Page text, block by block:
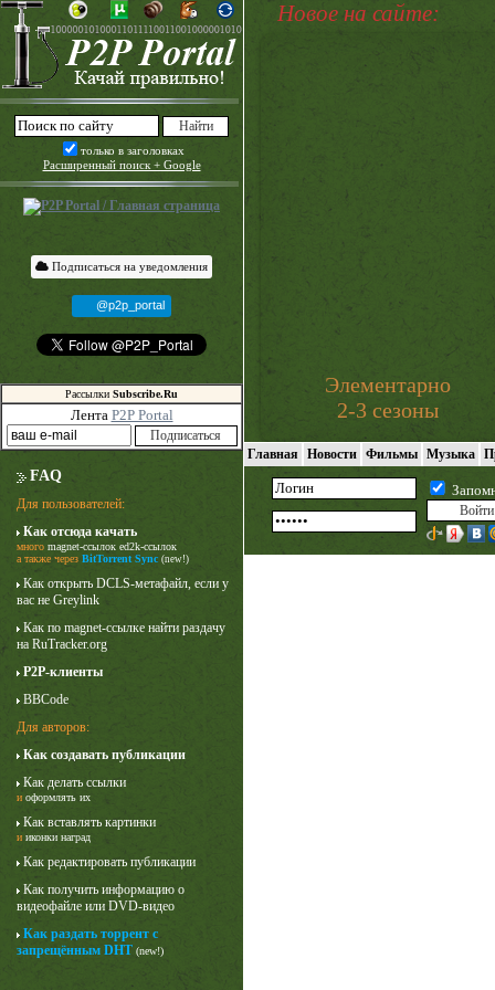
только в заголовках
Расширенный поиск + Google
Подписаться на уведомления
@p2p_portal
Рассылки Subscribe.Ru
Лента P2P Portal
FAQ
Для пользователей:
Как отсюда качать
много magnet-ссылок ed2k-ссылок
а также через BitTorrent Sync (new!)
Как открыть DCLS-метафайл, если у
вас не Greylink
Как по magnet-ссылке найти раздачу
на RuTracker.org
P2P-клиенты
BBCode
Для авторов:
Как создавать публикации
Как делать ссылки
и оформлять их
Как вставлять картинки
и иконки наград
Как редактировать публикации
Как получить информацию о
видеофайле или DVD-видео
Как раздать торрент с
запрещённым DHT (new!)
Новое на сайте:
Элементарно
2-3 сезоны
Главная Новости Фильмы Музыка